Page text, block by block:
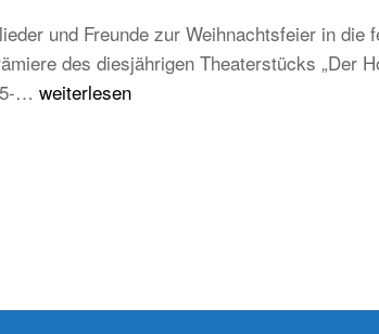
und Freunde zur Weihnachtsfeier in
des diesjährigen Theaterstücks „Der
… Weihnachtsfeier
weiterlesen